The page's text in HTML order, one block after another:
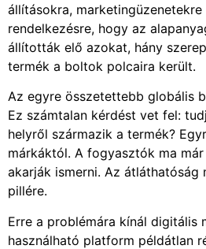
állításokra,
rendelkezésre, hogy az
állították elő azokat, hány
termék a boltok polcaira került.
Az egyre összetettebb globális
Ez számtalan kérdést vet fel:
helyről származik a termék?
márkáktól. A fogyasztók ma
akarják ismerni. Az
pillére.
Erre a problémára kínál digitális
használható platform példátlan